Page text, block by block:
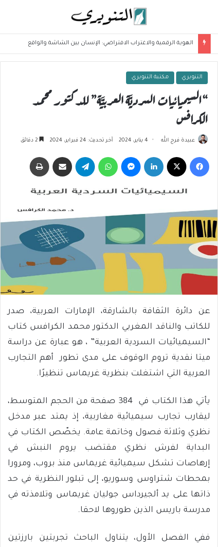
الهوية الرقمية والاغتراب الافتراضي: الإنسان بين الشاشة والواقع
التنويري مكتبة التنويري
“السيميائيات السرديَّة العربيَّة” للدكتور محمد
الكرافس
عبيدة فرج الله 4 يناير، 2024 آخر تحديث: 24 فبراير، 2024
فيسبوك لينكدإن ماسنجر واتساب تيلقرام مشاركة عبر البريد
عن دائرة الثقافة بالشارقة، الإمارات العربية، صدر
للكاتب والناقد المغربي الدكتور محمد الكرافس كتاب
“السيميائيات السردية العربية” ، هو عبارة عن دراسة
ميتا نقدية تروم الوقوف على مدى تطور أهم التجارب
العربية التي اشتغلت بنظرية غريماس تنظيرًا.
يأتي هذا الكتاب في 384 صفحة من الحجم المتوسط،
ليقارب تجارب سيميائية مغاربية، إذ يمتد عبر مدخل
نظري وثلاثة فصول وخاتمة عامة. يخصّص الكتاب في
البداية لفرش نظري مقتضب يروم النبش في
إرهاصات تشكل سيميائية غريماس منذ بروب، ومرورا
بمحطات شتراوس وسوريو، إلى تبلور النظرية في حد
ذاتها على يد ألجيرداس جوليان غريماس وتلامذته في
مدرسة باريس الذين طوروها لاحقا.
ففي الفصل الأول، يتناول الباحث تجربتين بارزتين